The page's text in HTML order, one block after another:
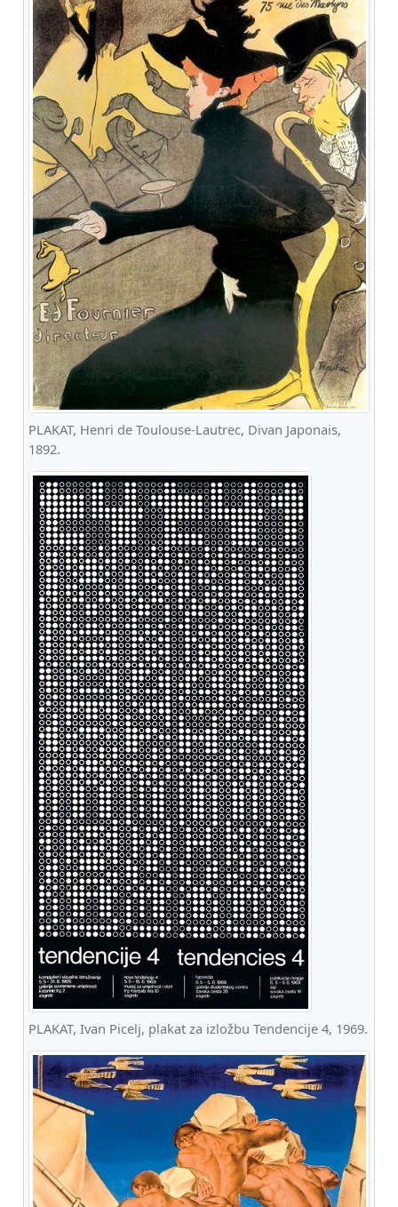
PLAKAT, Henri de Toulouse-Lautrec, Divan Japonais,
1892.
PLAKAT, Ivan Picelj, plakat za izložbu Tendencije 4, 1969.